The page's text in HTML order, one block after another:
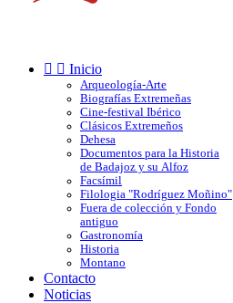
  Inicio
Arqueología-Arte
Biografías Extremeñas
Cine-festival Ibérico
Clásicos Extremeños
Dehesa
Documentos para la Historia
de Badajoz y su Alfoz
Facsímil
Filologia "Rodríguez Moñino"
Fuera de colección y Fondo
antiguo
Gastronomía
Historia
Montano
Contacto
Noticias